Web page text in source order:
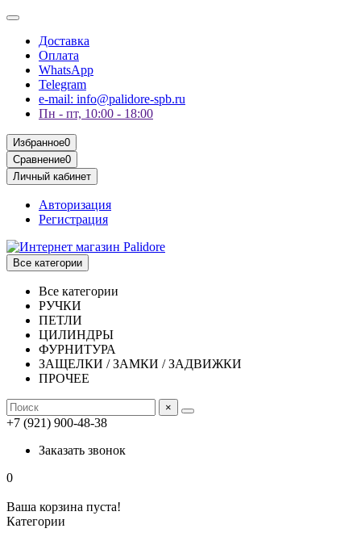
Доставка
Оплата
WhatsApp
Telegram
e-mail: info@palidore-spb.ru
Пн - пт, 10:00 - 18:00
Избранное0
Сравнение0
Личный кабинет
Авторизация
Регистрация
Все категории
Все категории
РУЧКИ
ПЕТЛИ
ЦИЛИНДРЫ
ФУРНИТУРА
ЗАЩЕЛКИ / ЗАМКИ / ЗАДВИЖКИ
ПРОЧЕЕ
×
+7 (921) 900-48-38
Заказать звонок
0
Ваша корзина пуста!
Категории